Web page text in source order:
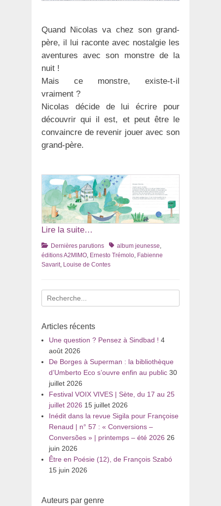
Quand Nicolas va chez son grand-
père, il lui raconte avec nostalgie les
aventures avec son monstre de la
nuit !
Mais ce monstre, existe-t-il
vraiment ?
Nicolas décide de lui écrire pour
découvrir qui il est, et peut être le
convaincre de revenir jouer avec son
grand-père.
Lire la suite…
Catégories
Dernières parutions Tagsalbum jeunesse,
éditions A2MIMO, Ernesto Trémolo, Fabienne
Savarit, Louise de Contes
Recherche
pour
Articles récents
Une question ? Pensez à Sindbad ! 4
août 2026
De Borges à Superman : la bibliothèque
d’Umberto Eco s’ouvre enfin au public 30
juillet 2026
Festival VOIX VIVES | Sète, du 17 au 25
juillet 2026 15 juillet 2026
Inédit dans la revue Sigila pour Françoise
Renaud | n° 57 : « Conversions –
Conversões » | printemps – été 2026 26
juin 2026
Être en Poésie (12), de François Szabó
15 juin 2026
Auteurs par genre